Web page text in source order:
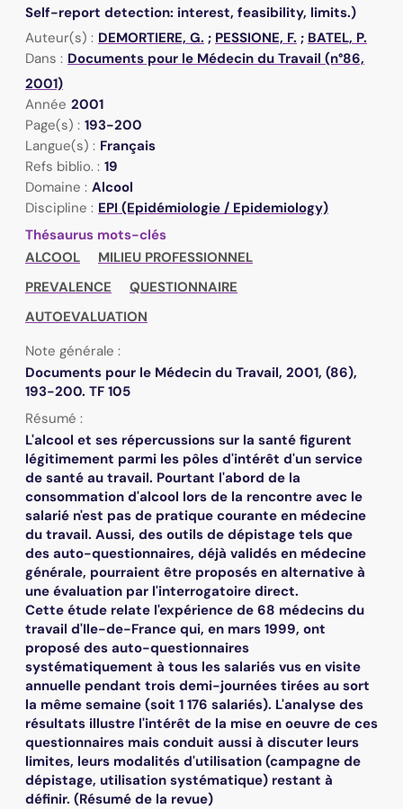
Self-report detection: interest, feasibility, limits.)
Auteur(s) : DEMORTIERE, G. ; PESSIONE, F. ; BATEL, P.
Dans : Documents pour le Médecin du Travail (n°86,
2001)
Année 2001
Page(s) : 193-200
Langue(s) : Français
Refs biblio. : 19
Domaine : Alcool
Discipline : EPI (Epidémiologie / Epidemiology)
Thésaurus mots-clés
ALCOOL
MILIEU PROFESSIONNEL
PREVALENCE
QUESTIONNAIRE
AUTOEVALUATION
Note générale :
Documents pour le Médecin du Travail, 2001, (86),
193-200. TF 105
Résumé :
L'alcool et ses répercussions sur la santé figurent
légitimement parmi les pôles d'intérêt d'un service
de santé au travail. Pourtant l'abord de la
consommation d'alcool lors de la rencontre avec le
salarié n'est pas de pratique courante en médecine
du travail. Aussi, des outils de dépistage tels que
des auto-questionnaires, déjà validés en médecine
générale, pourraient être proposés en alternative à
une évaluation par l'interrogatoire direct.
Cette étude relate l'expérience de 68 médecins du
travail d'Ile-de-France qui, en mars 1999, ont
proposé des auto-questionnaires
systématiquement à tous les salariés vus en visite
annuelle pendant trois demi-journées tirées au sort
la même semaine (soit 1 176 salariés). L'analyse des
résultats illustre l'intérêt de la mise en oeuvre de ces
questionnaires mais conduit aussi à discuter leurs
limites, leurs modalités d'utilisation (campagne de
dépistage, utilisation systématique) restant à
définir. (Résumé de la revue)